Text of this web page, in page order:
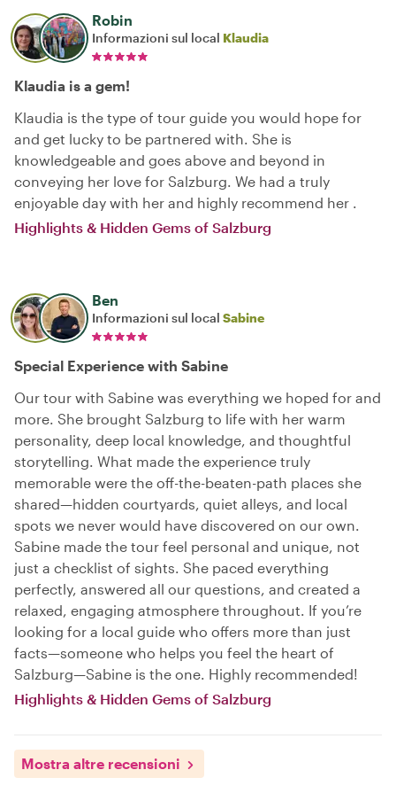
Robin
Informazioni sul local Klaudia
Klaudia is a gem!
Klaudia is the type of tour guide you would hope for
and get lucky to be partnered with. She is
knowledgeable and goes above and beyond in
conveying her love for Salzburg. We had a truly
enjoyable day with her and highly recommend her .
Highlights & Hidden Gems of Salzburg
Ben
Informazioni sul local Sabine
Special Experience with Sabine
Our tour with Sabine was everything we hoped for and
more. She brought Salzburg to life with her warm
personality, deep local knowledge, and thoughtful
storytelling. What made the experience truly
memorable were the off-the-beaten-path places she
shared—hidden courtyards, quiet alleys, and local
spots we never would have discovered on our own.
Sabine made the tour feel personal and unique, not
just a checklist of sights. She paced everything
perfectly, answered all our questions, and created a
relaxed, engaging atmosphere throughout. If you’re
looking for a local guide who offers more than just
facts—someone who helps you feel the heart of
Salzburg—Sabine is the one. Highly recommended!
Highlights & Hidden Gems of Salzburg
Mostra altre recensioni